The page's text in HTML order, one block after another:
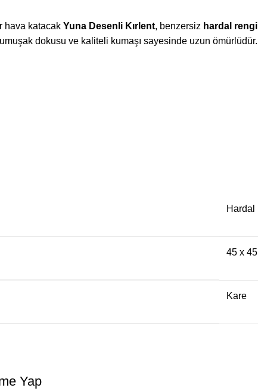
hava katacakYuna Desenli Kırlent, benzersiz hardal rengi
dokusu ve kaliteli kumaşı sayesinde uzun ömürlüdür.
Hardal
45 x 45
Kare
Yap